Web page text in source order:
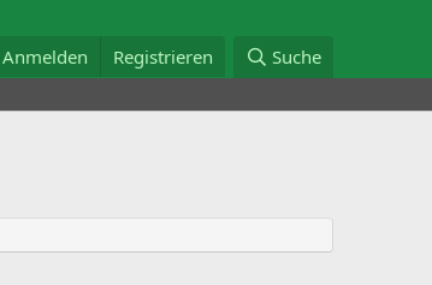
Anmelden Registrieren Suche